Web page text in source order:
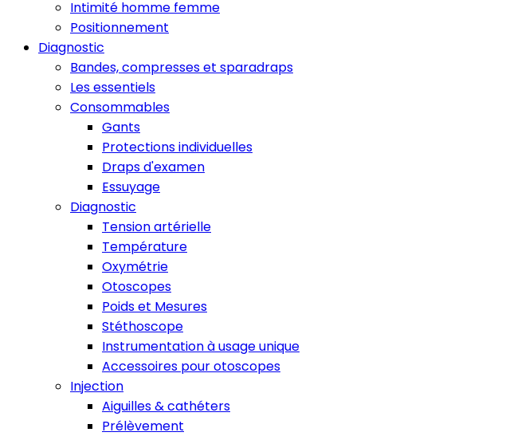
Intimité homme femme
Positionnement
Diagnostic
Bandes, compresses et sparadraps
Les essentiels
Consommables
Gants
Protections individuelles
Draps d'examen
Essuyage
Diagnostic
Tension artérielle
Température
Oxymétrie
Otoscopes
Poids et Mesures
Stéthoscope
Instrumentation à usage unique
Accessoires pour otoscopes
Injection
Aiguilles & cathéters
Prélèvement